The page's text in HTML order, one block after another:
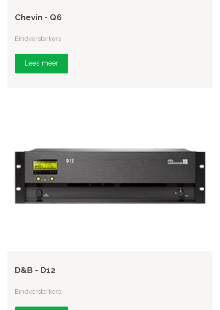
Chevin - Q6
Eindversterkers
Lees meer
D&B - D12
Eindversterkers